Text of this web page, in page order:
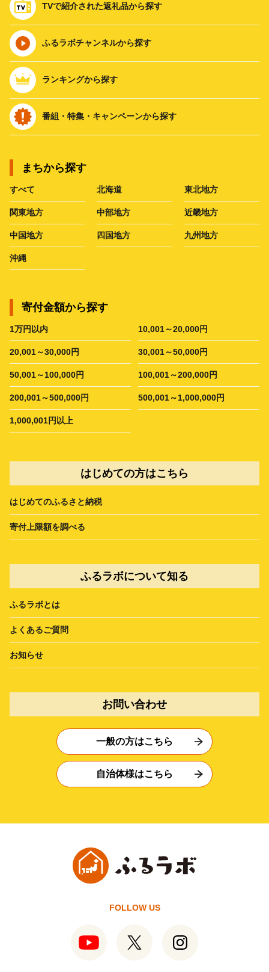
TVで紹介された返礼品から探す
ふるラボチャンネルから探す
ランキングから探す
番組・特集・キャンペーンから探す
まちから探す
すべて 北海道 東北地方
関東地方 中部地方 近畿地方
中国地方 四国地方 九州地方
沖縄
寄付金額から探す
1万円以内 10,001～20,000円
20,001～30,000円 30,001～50,000円
50,001～100,000円 100,001～200,000円
200,001～500,000円 500,001～1,000,000円
1,000,001円以上
はじめての方はこちら
はじめてのふるさと納税
寄付上限額を調べる
ふるラボについて知る
ふるラボとは
よくあるご質問
お知らせ
お問い合わせ
一般の方はこちら
自治体様はこちら
FOLLOW US